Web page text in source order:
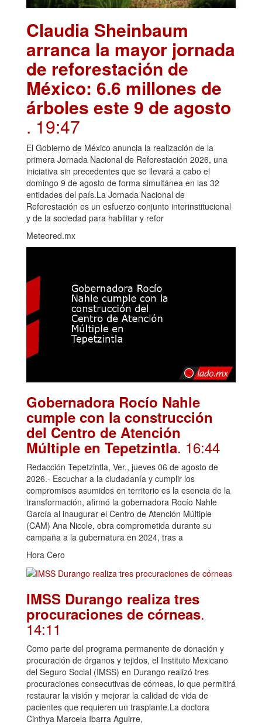
Claudia Sheinbaum
arranca la mayor jornada
de reforestación de
México: 6.6 millones de
árboles este 9 de agosto
. 19:47
El Gobierno de México anuncia la realización de la
primera Jornada Nacional de Reforestación 2026, una
iniciativa sin precedentes que se llevará a cabo el
domingo 9 de agosto de forma simultánea en las 32
entidades del país.La Jornada Nacional de
Reforestación es un esfuerzo conjunto interinstitucional
y de la sociedad para habilitar y refor
Meteored.mx
Gobernadora Rocío Nahle
cumple con la construcción
del Centro de Atención
Múltiple en Tepetzintla. 16:44
Redacción Tepetzintla, Ver., jueves 06 de agosto de
2026.- Escuchar a la ciudadanía y cumplir los
compromisos asumidos en territorio es la esencia de la
transformación, afirmó la gobernadora Rocío Nahle
García al inaugurar el Centro de Atención Múltiple
(CAM) Ana Nicole, obra comprometida durante su
campaña a la gubernatura en 2024, tras a
Hora Cero
IMSS Durango realiza tres
procuraciones de córneas.
14:11
Como parte del programa permanente de donación y
procuración de órganos y tejidos, el Instituto Mexicano
del Seguro Social (IMSS) en Durango realizó tres
procuraciones consecutivas de córneas, lo que permitirá
restaurar la visión y mejorar la calidad de vida de
pacientes que requieren un trasplante.La doctora
Cinthya Marcela Ibarra Aguirre,